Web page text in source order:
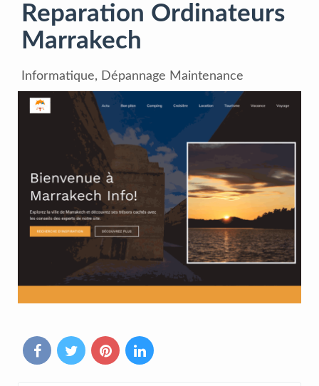
Reparation Ordinateurs
Marrakech
Informatique, Dépannage Maintenance